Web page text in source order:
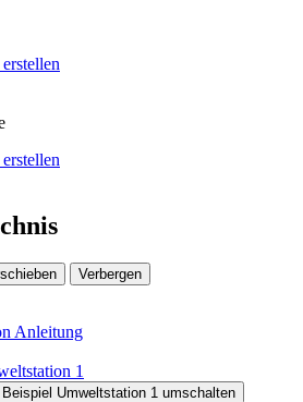
Verbergen
Anleitung
1
Umweltstation 1 umschalten